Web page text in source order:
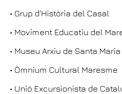
• Grup d'Història del Casal
• Moviment Educatiu del
• Museu Arxiu de Santa Maria
• Òmnium Cultural Maresme
• Unió Excursionista de